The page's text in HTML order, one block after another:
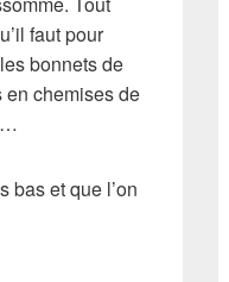
faut pour
bonnets de
en chemises de
et que l’on